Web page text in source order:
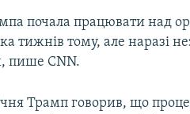
почала працювати над
тижнів тому, але наразі
пише CNN.
Трамп говорив, що